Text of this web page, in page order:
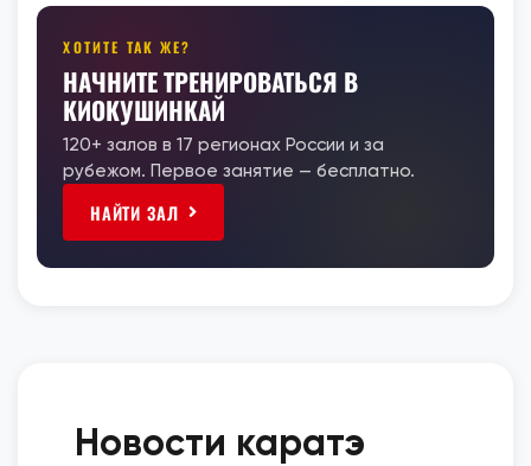
ХОТИТЕ ТАК ЖЕ?
НАЧНИТЕ ТРЕНИРОВАТЬСЯ В
КИОКУШИНКАЙ
120+ залов в 17 регионах России и за
рубежом. Первое занятие — бесплатно.
НАЙТИ ЗАЛ
Новости каратэ